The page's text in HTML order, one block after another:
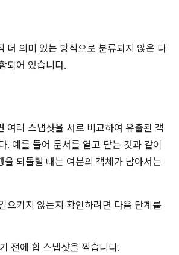
더 의미 있는 방식으로 분류되지 않은 다
되어 있습니다.
여러 스냅샷을 서로 비교하여 유출된 객
. 예를 들어 문서를 열고 닫는 것과 같이
을 되돌릴 때는 여분의 객체가 남아서는
으키지 않는지 확인하려면 다음 단계를
전에 힙 스냅샷을 찍습니다.